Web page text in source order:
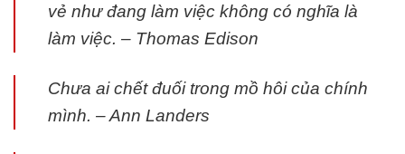
vẻ như đang làm việc không có nghĩa là
làm việc. – Thomas Edison
Chưa ai chết đuối trong mồ hôi của chính
mình. – Ann Landers